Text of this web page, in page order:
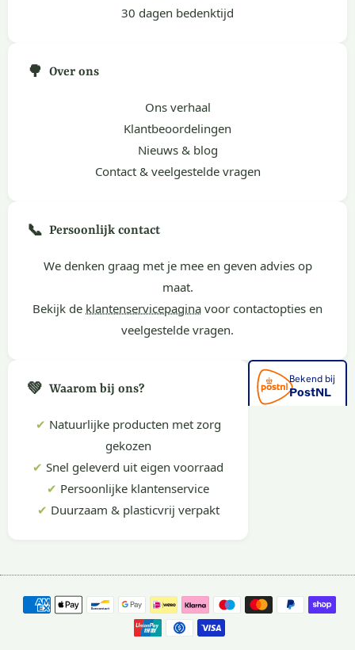
30 dagen bedenktijd
🌳 Over ons
Ons verhaal
Klantbeoordelingen
Nieuws & blog
Contact & veelgestelde vragen
📞 Persoonlijk contact
We denken graag met je mee en geven advies op
maat.
Bekijk de klantenservicepagina voor contactopties en
veelgestelde vragen.
💚 Waarom bij ons?
✔ Natuurlijke producten met zorg
gekozen
✔ Snel geleverd uit eigen voorraad
✔ Persoonlijke klantenservice
✔ Duurzaam & plasticvrij verpakt